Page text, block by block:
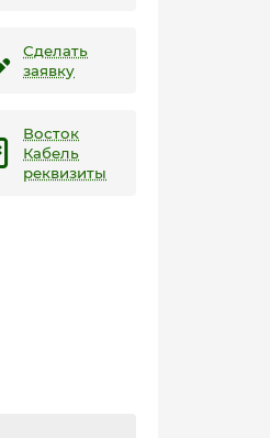
Сделать
заявку
Восток
Кабель
реквизиты